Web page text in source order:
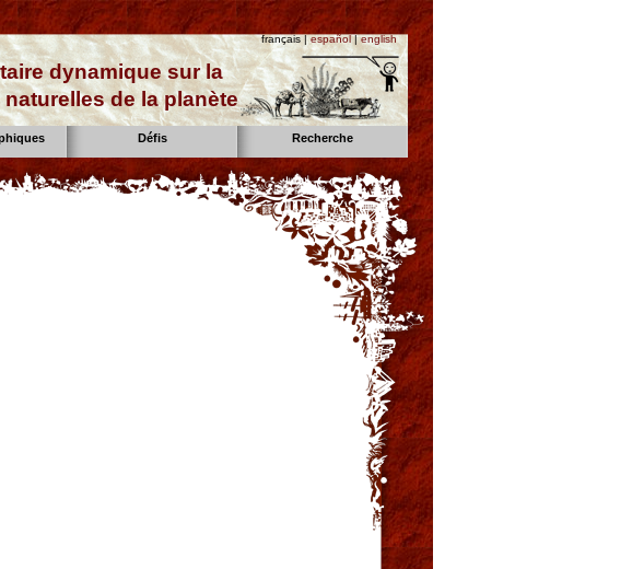
français |español|english
dynamique sur la
de la planète
Défis Recherche